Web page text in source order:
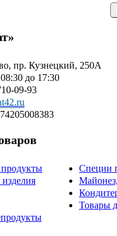
пр. Кузнецкий, 250А
до 17:30
09-93
Специи
Товары